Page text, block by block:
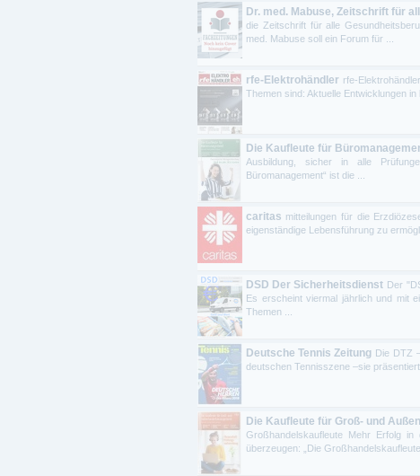
Dr. med. Mabuse, Zeitschrift für
die Zeitschrift für alle
med. Mabuse soll ein Forum für ...
rfe-Elektrohändler rfe-
Themen sind: Aktuelle Entwicklungen
Die Kaufleute für
Ausbildung, sicher in alle
Büromanagement“ ist die ...
caritas mitteilungen für die
eigenständige Lebensführung zu
DSD Der Sicherheitsdienst Der
Es erscheint viermal jährlich und mit
Themen ...
Deutsche Tennis Zeitung Die DTZ
deutschen Tennisszene –sie
Die Kaufleute für Groß- und
Großhandelskaufleute Mehr Erfolg
überzeugen: „Die